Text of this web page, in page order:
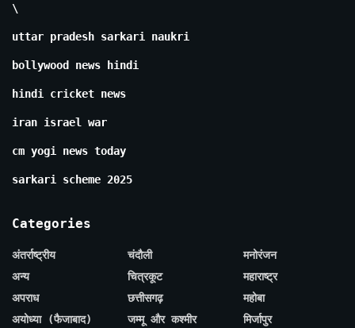
\
uttar pradesh sarkari naukri
bollywood news hindi
hindi cricket news
iran israel war
cm yogi news today
sarkari scheme 2025
Categories
अंतर्राष्ट्रीय
अन्य
अपराध
अयोध्या (फैजाबाद)
चंदौली
चित्रकूट
छत्तीसगढ़
जम्मू और कश्मीर
मनोरंजन
महाराष्ट्र
महोबा
मिर्जापुर